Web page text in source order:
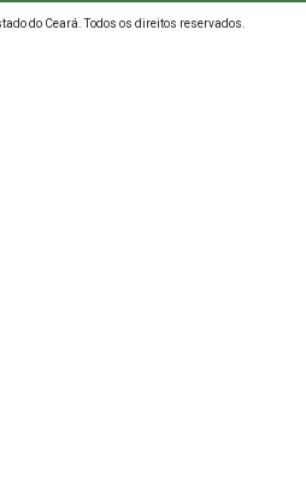
do Ceará. Todos os direitos reservados.